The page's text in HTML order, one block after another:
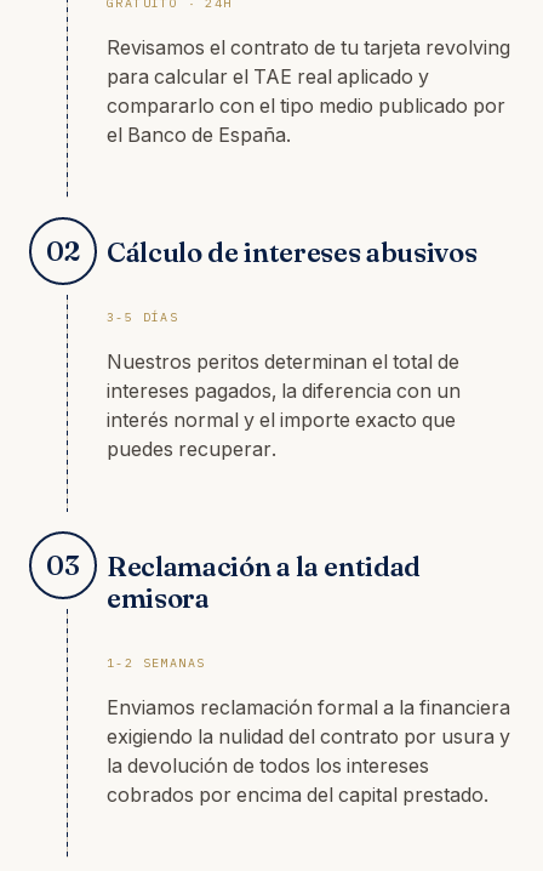
Revisamos el contrato de tu tarjeta revolving
para calcular el TAE real aplicado y
compararlo con el tipo medio publicado por
el Banco de España.
02 Cálculo de intereses abusivos
3-5 DÍAS
Nuestros peritos determinan el total de
intereses pagados, la diferencia con un
interés normal y el importe exacto que
puedes recuperar.
03
Reclamación a la entidad
emisora
1-2 SEMANAS
Enviamos reclamación formal a la financiera
exigiendo la nulidad del contrato por usura y
la devolución de todos los intereses
cobrados por encima del capital prestado.